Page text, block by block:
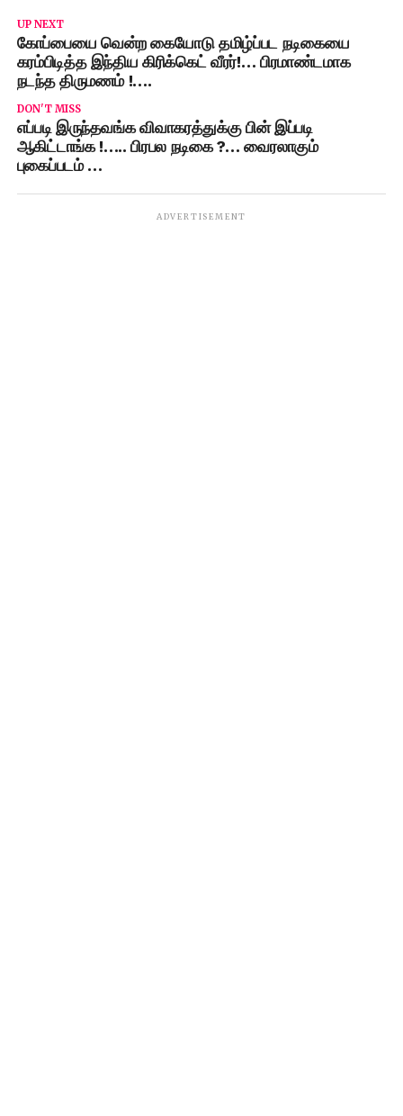
UP NEXT
கோப்பையை வென்ற கையோடு தமிழ்ப்பட நடிகையை
கரம்பிடித்த இந்திய கிரிக்கெட் வீரர்!… பிரமாண்டமாக
நடந்த திருமணம் !….
DON'T MISS
எப்படி இருந்தவங்க விவாகரத்துக்கு பின் இப்படி
ஆகிட்டாங்க !….. பிரபல நடிகை ?… வைரலாகும்
புகைப்படம் …
ADVERTISEMENT